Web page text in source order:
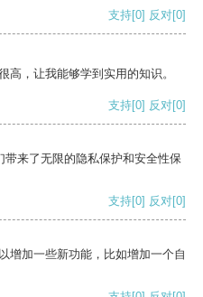
支持[0] 反对[0]
高，让我能够学到实用的知识。
支持[0] 反对[0]
来了无限的隐私保护和安全性保
支持[0] 反对[0]
增加一些新功能，比如增加一个自